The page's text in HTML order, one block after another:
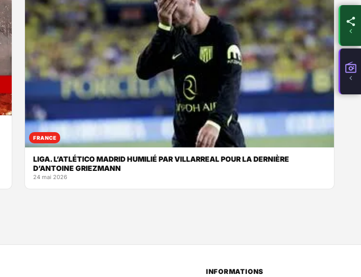
FRANCE
LIGA. L’ATLÉTICO MADRID HUMILIÉ PAR VILLARREAL POUR LA DERNIÈRE
D’ANTOINE GRIEZMANN
24 mai 2026
INFORMATIONS